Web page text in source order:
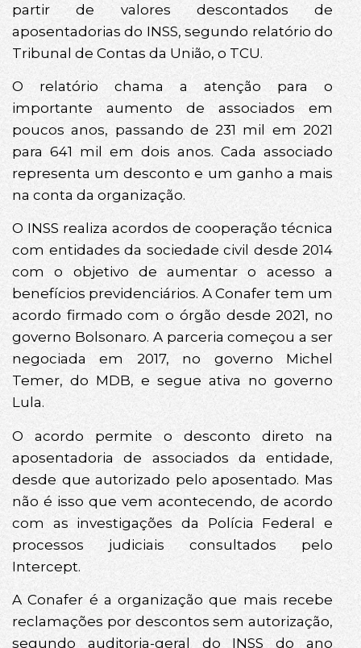
partir de valores descontados de
aposentadorias do INSS, segundo relatório do
Tribunal de Contas da União, o TCU.
O relatório chama a atenção para o
importante aumento de associados em
poucos anos, passando de 231 mil em 2021
para 641 mil em dois anos. Cada associado
representa um desconto e um ganho a mais
na conta da organização.
O INSS realiza acordos de cooperação técnica
com entidades da sociedade civil desde 2014
com o objetivo de aumentar o acesso a
benefícios previdenciários. A Conafer tem um
acordo firmado com o órgão desde 2021, no
governo Bolsonaro. A parceria começou a ser
negociada em 2017, no governo Michel
Temer, do MDB, e segue ativa no governo
Lula.
O acordo permite o desconto direto na
aposentadoria de associados da entidade,
desde que autorizado pelo aposentado. Mas
não é isso que vem acontecendo, de acordo
com as investigações da Polícia Federal e
processos judiciais consultados pelo
Intercept.
A Conafer é a organização que mais recebe
reclamações por descontos sem autorização,
segundo auditoria-geral do INSS do ano